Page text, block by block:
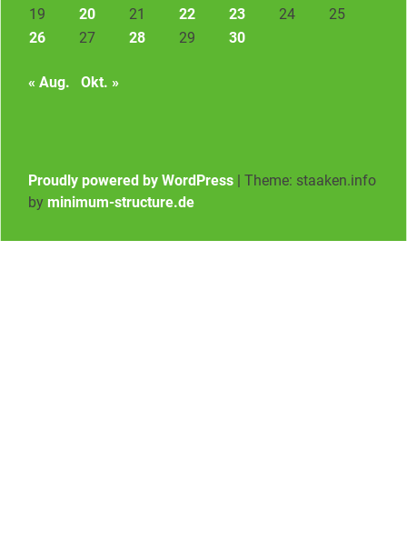
19
20 21 22 23 24
25
26
27 28 29 30
« Aug. Okt. »
Proudly powered by WordPress | Theme: staaken.info
by minimum-structure.de